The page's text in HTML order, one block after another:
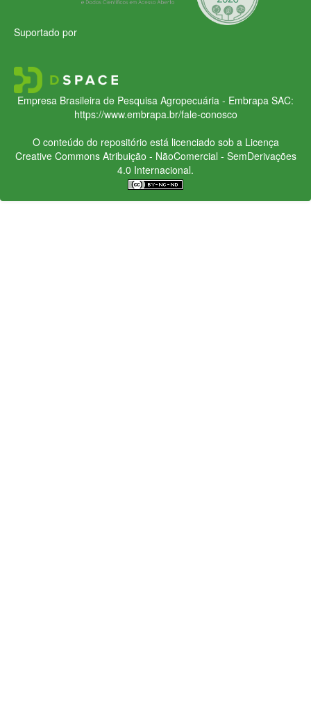
Suportado por
Empresa Brasileira de Pesquisa Agropecuária - Embrapa SAC:
https://www.embrapa.br/fale-conosco
O conteúdo do repositório está licenciado sob a Licença
Creative CommonsAtribuição - NãoComercial - SemDerivações
4.0 Internacional.